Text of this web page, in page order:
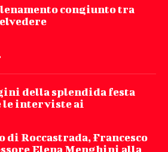
congiunto tra
della splendida festa
le interviste ai
di Roccastrada, Francesco